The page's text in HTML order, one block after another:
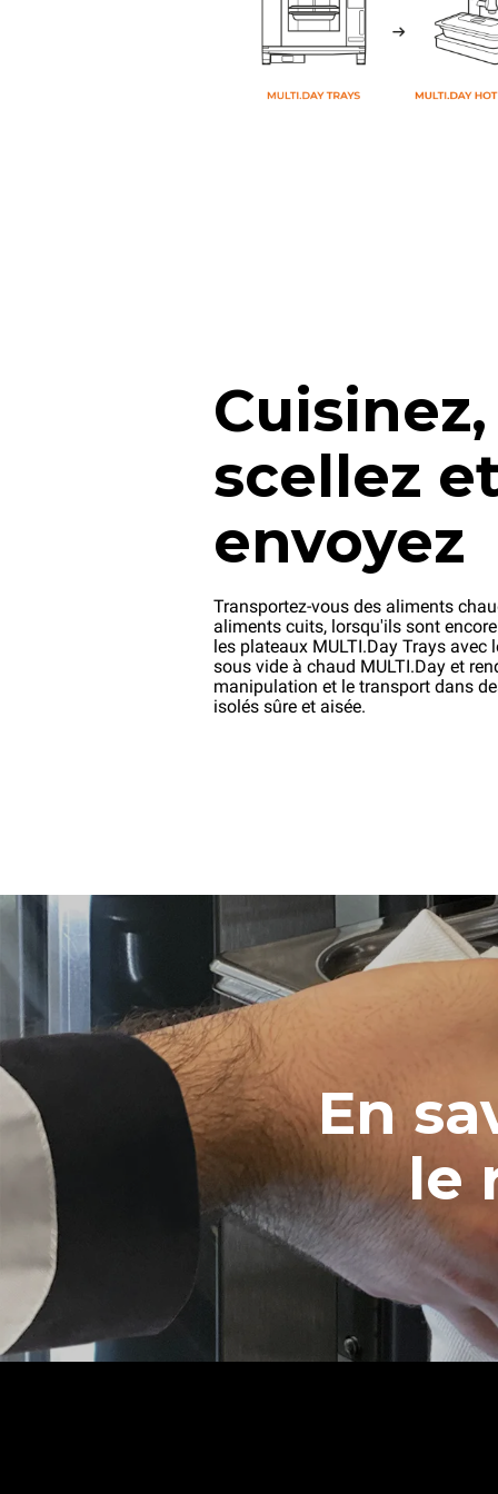
Cuisinez,
scellez
envoyez
Transportez-vous des aliments
aliments cuits, lorsqu'ils sont
les plateaux MULTI.Day Trays avec
sous vide à chaud MULTI.Day et
manipulation et le transport dans
isolés sûre et aisée.
En
le